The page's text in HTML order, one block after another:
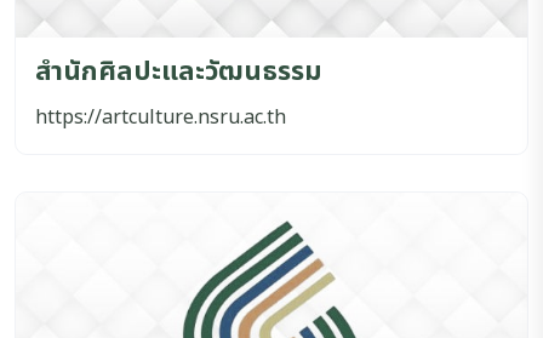
สำนักศิลปะและวัฒนธรรม
https://artculture.nsru.ac.th